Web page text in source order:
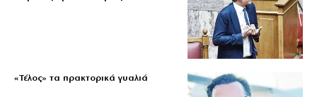
«Τέλος» τα πρακτορικά γυαλιά